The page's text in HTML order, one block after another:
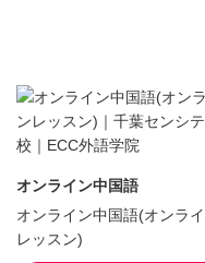
オンライン中国語
オンライン中国語(オンラ
レッスン)